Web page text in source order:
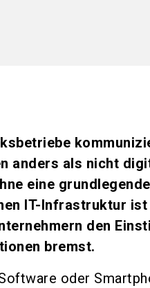
anders als nicht
eine
IT-Infrastruktur
den
bremst.
oder